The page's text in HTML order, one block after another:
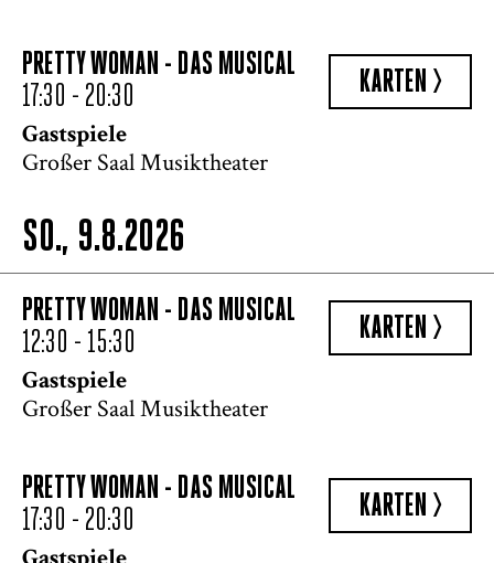
PRETTY WOMAN - DAS MUSICAL
17:30 - 20:30
KARTEN >
Gastspiele
Großer Saal Musiktheater
SO., 9.8.2026
PRETTY WOMAN - DAS MUSICAL
12:30 - 15:30
KARTEN >
Gastspiele
Großer Saal Musiktheater
PRETTY WOMAN - DAS MUSICAL
17:30 - 20:30
KARTEN >